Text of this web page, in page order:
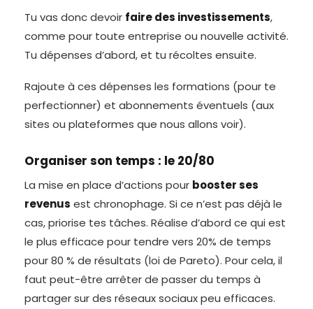
Tu vas donc devoir faire des investissements,
comme pour toute entreprise ou nouvelle activité.
Tu dépenses d’abord, et tu récoltes ensuite.
Rajoute à ces dépenses les formations (pour te
perfectionner) et abonnements éventuels (aux
sites ou plateformes que nous allons voir).
Organiser son temps : le 20/80
La mise en place d’actions pour booster ses
revenus est chronophage. Si ce n’est pas déjà le
cas, priorise tes tâches. Réalise d’abord ce qui est
le plus efficace pour tendre vers 20% de temps
pour 80 % de résultats (loi de Pareto). Pour cela, il
faut peut-être arrêter de passer du temps à
partager sur des réseaux sociaux peu efficaces.